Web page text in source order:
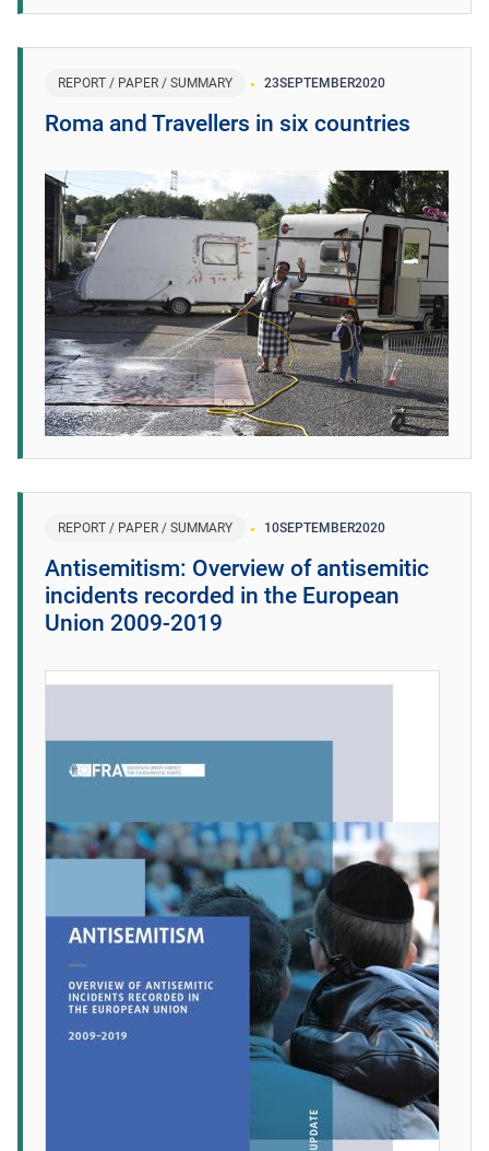
REPORT / PAPER / SUMMARY 23SEPTEMBER2020
Roma and Travellers in six countries
REPORT / PAPER / SUMMARY 10SEPTEMBER2020
Antisemitism: Overview of antisemitic
incidents recorded in the European
Union 2009-2019